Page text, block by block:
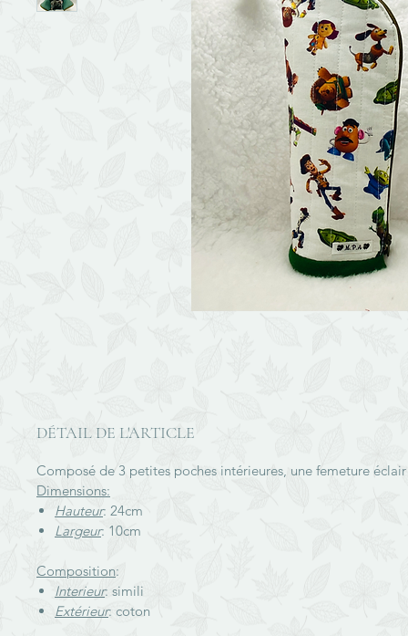
DÉTAIL DE L'ARTICLE
Composé de 3 petites poches intérieures, une femeture
Dimensions:
Hauteur: 24cm
Largeur: 10cm
Composition:
Interieur: simili
Extérieur: coton